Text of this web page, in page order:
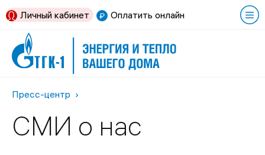
Оплатить онлайн
Личный кабинет
Пресс-центр
СМИ о нас